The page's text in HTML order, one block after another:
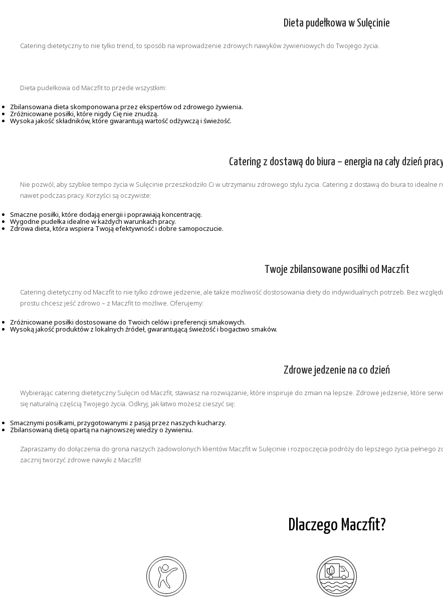
Dieta pudełkowa w Sulęcinie
Catering dietetyczny to nie tylko trend, to sposób na wprowadzenie zdrowych nawyków żywieniowych do Twojego życia.
Dieta pudełkowa od Maczfit to przede wszystkim:
Zbilansowana dieta skomponowana przez ekspertów od zdrowego żywienia.
Zróżnicowane posiłki, które nigdy Cię nie znudzą.
Wysoka jakość składników, które gwarantują wartość odżywczą i świeżość.
Catering z dostawą do biura – energia na cały dzień
Nie pozwól, aby szybkie tempo życia w Sulęcinie przeszkodziło Ci w utrzymaniu zdrowego stylu życia. Catering z dostawą do biura to
nawet podczas pracy. Korzyści są oczywiste:
Smaczne posiłki, które dodają energii i poprawiają koncentrację.
Wygodne pudełka idealne w każdych warunkach pracy.
Zdrowa dieta, która wspiera Twoją efektywność i dobre samopoczucie.
Twoje zbilansowane posiłki od Maczfit
Catering dietetyczny od Maczfit to nie tylko zdrowe jedzenie, ale także możliwość dostosowania diety do indywidualnych potrzeb. Bez
prostu chcesz jeść zdrowo – z Maczfit to możliwe. Oferujemy:
Zróżnicowane posiłki dostosowane do Twoich celów i preferencji smakowych.
Wysoką jakość produktów z lokalnych źródeł, gwarantującą świeżość i bogactwo smaków.
Zdrowe jedzenie na co dzień
Wybierając catering dietetyczny Sulęcin od Maczfit, stawiasz na rozwiązanie, które inspiruje do zmian na lepsze. Zdrowe jedzenie, które
się naturalną częścią Twojego życia. Odkryj, jak łatwo możesz cieszyć się:
Smacznymi posiłkami, przygotowanymi z pasją przez naszych kucharzy.
Zbilansowaną dietą opartą na najnowszej wiedzy o żywieniu.
Zapraszamy do dołączenia do grona naszych zadowolonych klientów Maczfit w Sulęcinie i rozpoczęcia podróży do lepszego życia pełnego
zacznij tworzyć zdrowe nawyki z Maczfit!
Dlaczego Maczfit?